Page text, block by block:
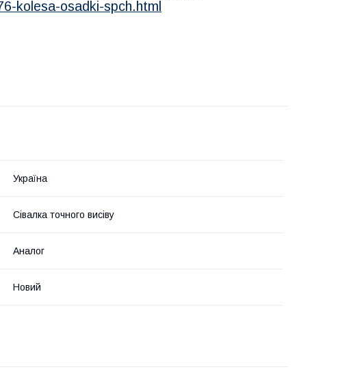
kolesa-osadki-spch.html
Україна
Сівалка точного висіву
Аналог
Новий